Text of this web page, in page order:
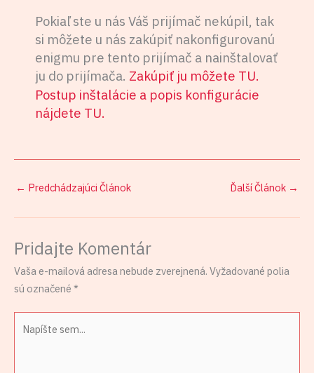
Pokiaľ ste u nás Váš prijímač nekúpil, tak
si môžete u nás zakúpiť nakonfigurovanú
enigmu pre tento prijímač a nainštalovať
ju do prijímača. Zakúpiť ju môžete TU.
Postup inštalácie a popis konfigurácie
nájdete TU.
← Predchádzajúci Článok Ďalší Článok →
Pridajte Komentár
Vaša e-mailová adresa nebude zverejnená. Vyžadované polia
sú označené *
sem...